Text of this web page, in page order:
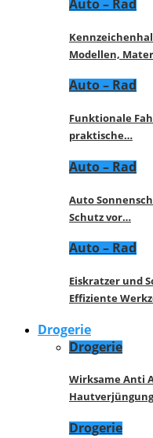
Auto – Rad
Modellen,
Auto – Rad
Funktionale
praktische…
Auto – Rad
Auto
Schutz vor…
Auto – Rad
Eiskratzer und
Effiziente
Drogerie
Drogerie
Wirksame Anti
Drogerie